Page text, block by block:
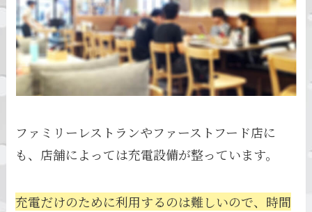
ファミリーレストランやファーストフード店に
も、店舗によっては充電設備が整っています。
充電だけのために利用するのは難しいので、時間